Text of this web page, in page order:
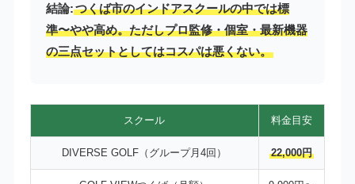
結論:つくば市のインドアスクールの中では標
準〜やや高め。ただしプロ監修・個室・最新機器
の三点セットとしてはコスパは悪くない。
スクール 料金目安
DIVERSE GOLF（グループ月4回） 22,000円